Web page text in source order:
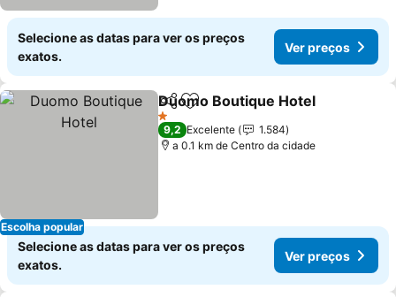
Selecione as datas para ver os preços
exatos.
Ver preços
Escolha popular
PartilharAdicionar aos favoritos
Duomo Boutique Hotel
1 Estrelas
9,2 Excelente
1.584
a 0.1 km de Centro da cidade
Selecione as datas para ver os preços
exatos.
Ver preços